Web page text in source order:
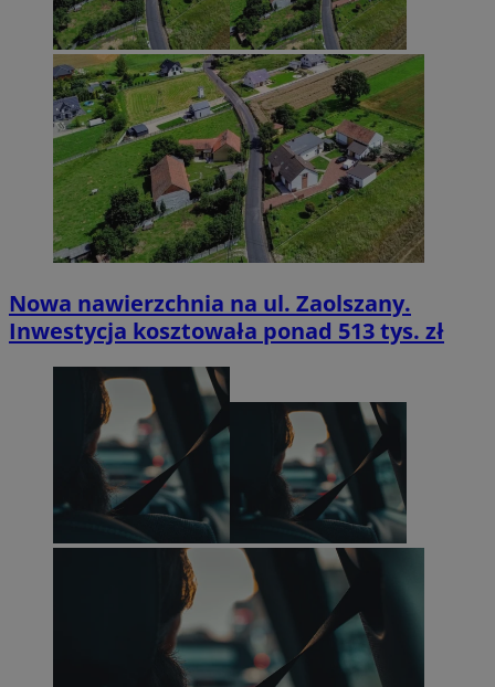
Nowa nawierzchnia na ul. Zaolszany.
Inwestycja kosztowała ponad 513 tys. zł